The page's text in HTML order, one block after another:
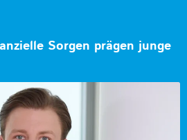
Sorgen prägen junge